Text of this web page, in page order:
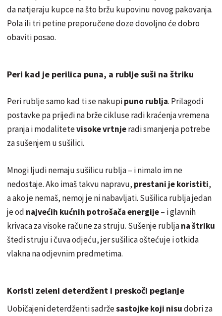
da natjeraju kupce na što bržu kupovinu novog pakovanja.
Pola ili tri petine preporučene doze dovoljno će dobro
obaviti posao.
Peri kad je perilica puna, a rublje suši na štriku
Peri rublje samo kad ti se nakupipuno rublja. Prilagodi
postavke pa prijeđi na brže cikluse radi kraćenja vremena
pranja i modalitetevisoke vrtnjeradi smanjenja potrebe
za sušenjem u sušilici.
Mnogi ljudi nemaju sušilicu rublja – i nimalo im ne
nedostaje. Ako imaš takvu napravu, prestani je koristiti,
a ako je nemaš, nemoj je ni nabavljati. Sušilica rublja jedan
je od najvećih kućnih potrošača energije– i glavnih
krivaca za visoke račune za struju. Sušenje rubljana štriku
štedi struju i čuva odjeću, jer sušilica oštećuje i otkida
vlakna na odjevnim predmetima.
Koristi zeleni deterdžent i preskoči peglanje
Uobičajeni deterdženti sadržesastojke koji nisudobri za